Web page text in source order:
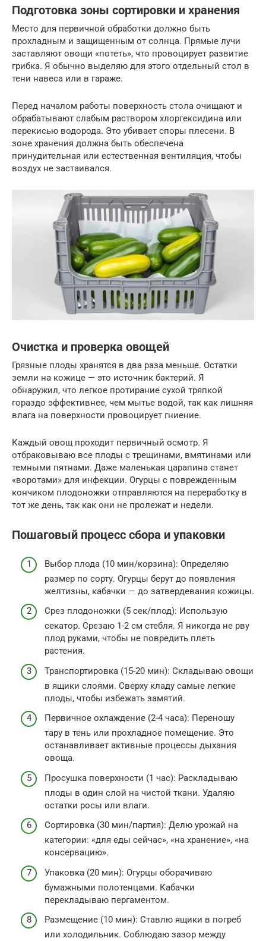
Подготовка зоны сортировки и хранения
Место для первичной обработки должно быть
прохладным и защищенным от солнца. Прямые лучи
заставляют овощи «потеть», что провоцирует развитие
грибка. Я обычно выделяю для этого отдельный стол в
тени навеса или в гараже.
Перед началом работы поверхность стола очищают и
обрабатывают слабым раствором хлоргексидина или
перекисью водорода. Это убивает споры плесени. В
зоне хранения должна быть обеспечена
принудительная или естественная вентиляция, чтобы
воздух не застаивался.
Очистка и проверка овощей
Грязные плоды хранятся в два раза меньше. Остатки
земли на кожице — это источник бактерий. Я
обнаружил, что легкое протирание сухой тряпкой
гораздо эффективнее, чем мытье водой, так как лишняя
влага на поверхности провоцирует гниение.
Каждый овощ проходит первичный осмотр. Я
отбраковываю все плоды с трещинами, вмятинами или
темными пятнами. Даже маленькая царапина станет
«воротами» для инфекции. Огурцы с поврежденным
кончиком плодоножки отправляются на переработку в
тот же день, так как они не пролежат и недели.
Пошаговый процесс сбора и упаковки
Выбор плода (10 мин/корзина): Определяю
размер по сорту. Огурцы берут до появления
желтизны, кабачки — до затвердевания кожицы.
Срез плодоножки (5 сек/плод): Использую
секатор. Срезаю 1-2 см стебля. Я никогда не рву
плод руками, чтобы не повредить плеть
растения.
Транспортировка (15-20 мин): Складываю овощи
в ящики слоями. Сверху кладу самые легкие
плоды, чтобы избежать замятий.
Первичное охлаждение (2-4 часа): Переношу
тару в тень или прохладное помещение. Это
останавливает активные процессы дыхания
овоща.
Просушка поверхности (1 час): Раскладываю
плоды в один слой на чистой ткани. Удаляю
остатки росы или влаги.
Сортировка (30 мин/партия): Делю урожай на
категории: «для еды сейчас», «на хранение», «на
консервацию».
Упаковка (20 мин): Огурцы оборачиваю
бумажными полотенцами. Кабачки
перекладываю пергаментом.
Размещение (10 мин): Ставлю ящики в погреб
или холодильник. Соблюдаю зазор между